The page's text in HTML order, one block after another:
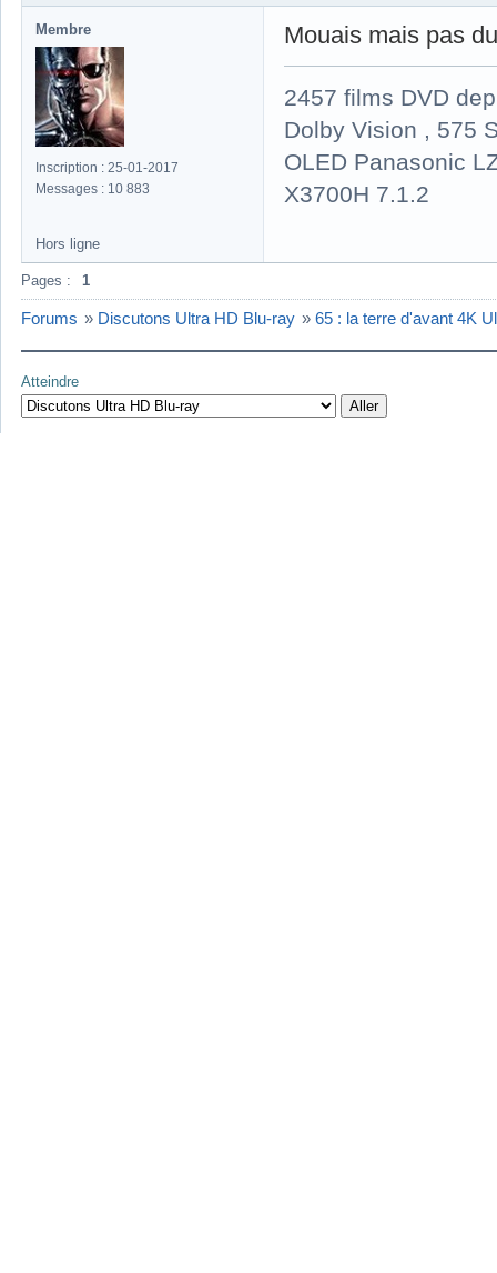
Membre
Inscription : 25-01-2017
Messages : 10 883
Mouais mais pas
2457 films DVD
Dolby Vision , 575
OLED Panasonic
X3700H 7.1.2
Hors ligne
Pages : 1
Forums » Discutons Ultra HD Blu-ray » 65 : la terre d'avant 4K
Atteindre